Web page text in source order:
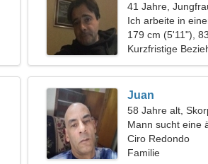
41 Jahre,
Ich arbeite in
nach einer
179 cm (5'11"),
Kurzfristige
Juan
58 Jahre alt,
Mann sucht eine
Ciro Redondo
Familie